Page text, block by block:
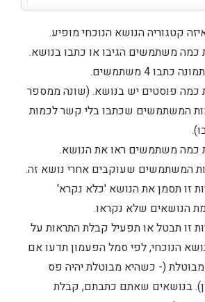
קטגוריה הנושא הנוכחי מופיע.
כמה משתמשים הגיבו או כתבו בנושא.
4 משתמשים.
כמה פוסטים יש בנושא. (שונה ממספר
המשתמשים שכתבו בלי קשר לכמות
כמה משתמשים ראו את הנושא.
המשתמשים שעוקבים אחרי נושא זה.
זו תסמן את הנושא 'כלא נקרא'
הנושאים שלא נקראו.
זו תבטל או תפעיל קבלת התראות על
הנוכחי, לפי סמל הפעמון תדעו אם
(- כשהיא מבוטלת יהיה פס
בנושאים שאתם כתבתם, קבלת